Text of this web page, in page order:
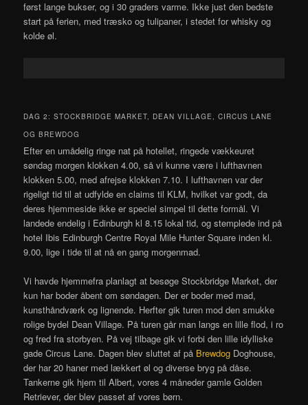
først lange bukser, og i 30 graders varme. Ikke just den bedste
start på ferien, med træsko og tulipaner, i stedet for whisky og
kolde øl.
DAG 2: STOCKBRIDGE MARKET, DEAN VILLAGE, CIRCUS LANE
OG BREWDOG
Efter en umådelig ringe nat på hotellet, ringede vækkeuret
søndag morgen klokken 4.00, så vi kunne være i lufthavnen
klokken 5.00, med afrejse klokken 7.10. I lufthavnen var der
rigeligt tid til at udfylde en claims til KLM, hvilket var godt, da
deres hjemmeside ikke er speciel simpel til dette formål. Vi
landede endelig i Edinburgh kl 8.15 lokal tid, og stemplede ind på
hotel Ibis Edinburgh Centre Royal Mile Hunter Square inden kl.
9.00, lige i tide til at nå en gang morgenmad.
Vi havde hjemmefra planlagt at besøge Stockbridge Market, der
kun har boder åbent om søndagen. Der er boder med mad,
kunsthåndværk og lignende. Herfter gik turen mod den smukke
rolige bydel Dean Village. På turen går man langs en lille flod, i ro
og fred fra storbyen. På vej tilbage gik vi forbi den lille idylliske
gade Circus Lane. Dagen blev sluttet af på Brewdog Doghouse,
der har 20 haner med lækkert øl og diverse bryg på dåse.
Tankerne gik hjem til Albert, vores 4 måneder gamle Golden
Retriever, der blev passet af vores børn.